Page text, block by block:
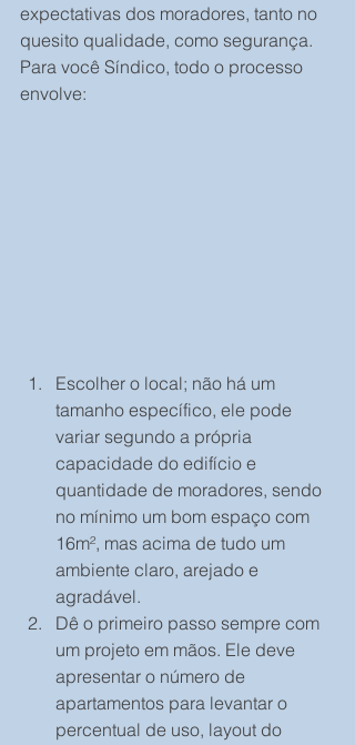
expectativas dos moradores, tanto no
quesito qualidade, como segurança.
Para você Síndico, todo o processo
envolve:
Escolher o local; não há um
tamanho específico, ele pode
variar segundo a própria
capacidade do edifício e
quantidade de moradores, sendo
no mínimo um bom espaço com
16m², mas acima de tudo um
ambiente claro, arejado e
agradável.
Dê o primeiro passo sempre com
um projeto em mãos. Ele deve
apresentar o número de
apartamentos para levantar o
percentual de uso, layout do